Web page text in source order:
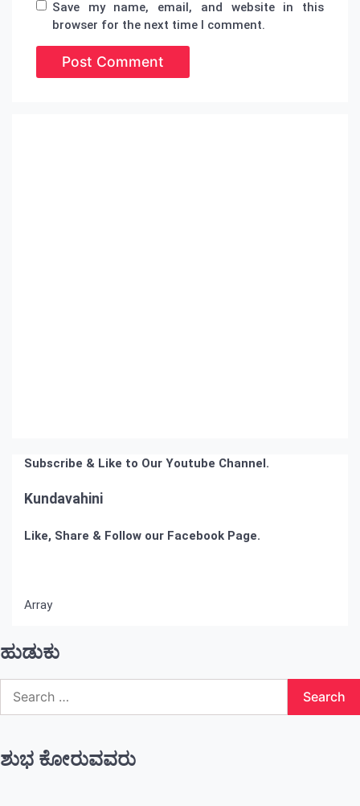
Save my name, email, and website in this
browser for the next time I comment.
Subscribe & Like to Our Youtube Channel.
Kundavahini
Like, Share & Follow our Facebook Page.
Array
ಹುಡುಕು
for:
ಶುಭ ಕೋರುವವರು